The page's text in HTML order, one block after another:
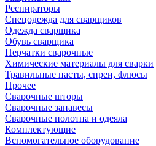
Респираторы
Спецодежда для сварщиков
Одежда сварщика
Обувь сварщика
Перчатки сварочные
Химические материалы для сварки
Травильные пасты, спреи, флюсы
Прочее
Сварочные шторы
Сварочные занавесы
Сварочные полотна и одеяла
Комплектующие
Вспомогательное оборудование